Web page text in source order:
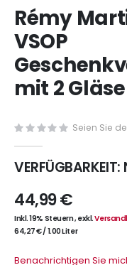
der
Bildergalerie
springen
Anfang
der
Bildergalerie
springen
Rémy
VSOP
mit 2
Seien Sie
VERFÜGBARKEIT:
44,99 €
Inkl. 19% Steuern,exkl.
64,27 €/1.00 Liter
Benachrichtigen Sie